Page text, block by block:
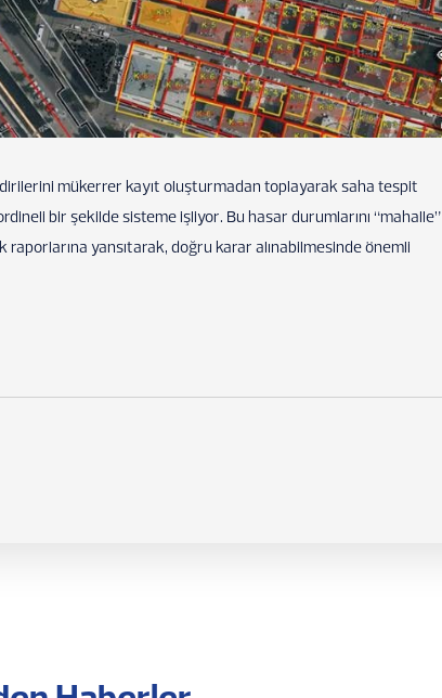
mükerrer kayıt oluşturmadan toplayarak saha tespit
bir şekilde sisteme işliyor. Bu hasar durumlarını “mahalle”
yansıtarak, doğru karar alınabilmesinde önemli